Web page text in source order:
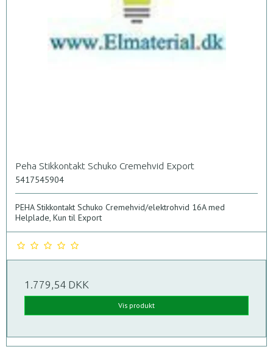
Peha Stikkontakt Schuko Cremehvid Export
5417545904
PEHA Stikkontakt Schuko Cremehvid/elektrohvid 16A med
Helplade, Kun til Export
1.779,54 DKK
Vis produkt